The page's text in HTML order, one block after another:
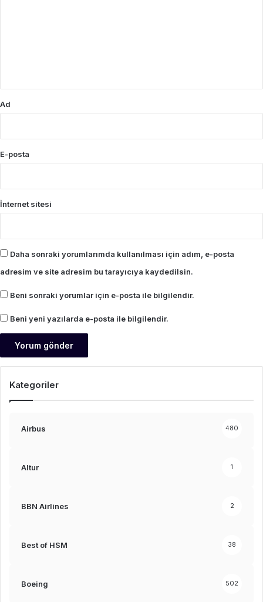
Ad
E-posta
İnternet sitesi
Daha sonraki yorumlarımda kullanılması için adım, e-posta
adresim ve site adresim bu tarayıcıya kaydedilsin.
Beni sonraki yorumlar için e-posta ile bilgilendir.
Beni yeni yazılarda e-posta ile bilgilendir.
Kategoriler
Airbus 480
Altur 1
BBN Airlines 2
Best of HSM 38
Boeing 502